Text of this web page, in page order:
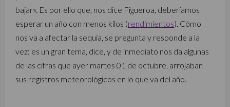
bajar». Es por ello que, nos dice Figueroa, deberíamos
esperar un año con menos kilos (rendimientos). Cómo
nos va a afectar la sequía, se pregunta y responde a la
vez: es un gran tema, dice, y de inmediato nos da algunas
de las cifras que ayer martes 01 de octubre, arrojaban
sus registros meteorológicos en lo que va del año.